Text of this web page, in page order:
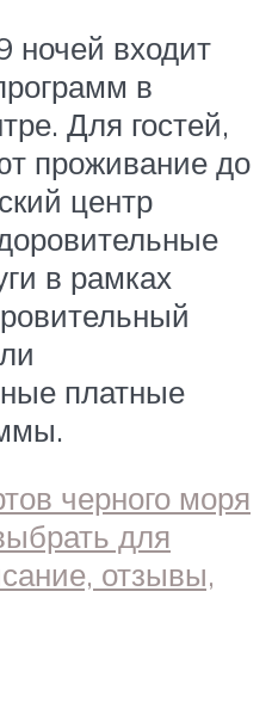
ночей входит
в
Для гостей,
проживание до
центр
в рамках
платные